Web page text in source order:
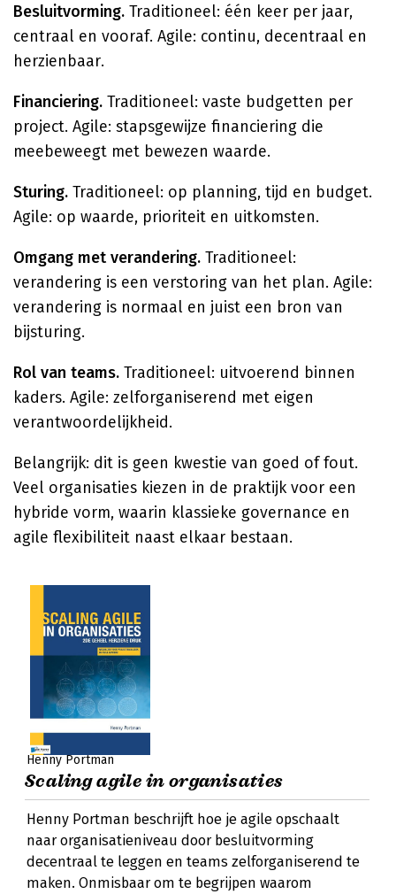
Besluitvorming. Traditioneel: één keer per jaar,
centraal en vooraf. Agile: continu, decentraal en
herzienbaar.
Financiering. Traditioneel: vaste budgetten per
project. Agile: stapsgewijze financiering die
meebeweegt met bewezen waarde.
Sturing. Traditioneel: op planning, tijd en budget.
Agile: op waarde, prioriteit en uitkomsten.
Omgang met verandering. Traditioneel:
verandering is een verstoring van het plan. Agile:
verandering is normaal en juist een bron van
bijsturing.
Rol van teams. Traditioneel: uitvoerend binnen
kaders. Agile: zelforganiserend met eigen
verantwoordelijkheid.
Belangrijk: dit is geen kwestie van goed of fout.
Veel organisaties kiezen in de praktijk voor een
hybride vorm, waarin klassieke governance en
agile flexibiliteit naast elkaar bestaan.
Henny Portman
Scaling agile in organisaties
Henny Portman beschrijft hoe je agile opschaalt
naar organisatieniveau door besluitvorming
decentraal te leggen en teams zelforganiserend te
maken. Onmisbaar om te begrijpen waarom